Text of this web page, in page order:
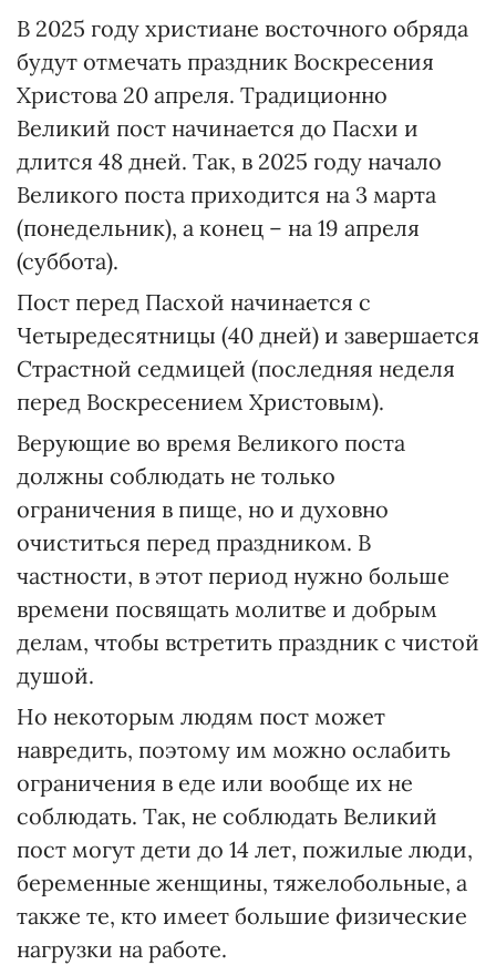
В 2025 году христиане восточного обряда
будут отмечать праздник Воскресения
Христова 20 апреля. Традиционно
Великий пост начинается до Пасхи и
длится 48 дней. Так, в 2025 году начало
Великого поста приходится на 3 марта
(понедельник), а конец – на 19 апреля
(суббота).
Пост перед Пасхой начинается с
Четыредесятницы (40 дней) и завершается
Страстной седмицей (последняя неделя
перед Воскресением Христовым).
Верующие во время Великого поста
должны соблюдать не только
ограничения в пище, но и духовно
очиститься перед праздником. В
частности, в этот период нужно больше
времени посвящать молитве и добрым
делам, чтобы встретить праздник с чистой
душой.
Но некоторым людям пост может
навредить, поэтому им можно ослабить
ограничения в еде или вообще их не
соблюдать. Так, не соблюдать Великий
пост могут дети до 14 лет, пожилые люди,
беременные женщины, тяжелобольные, а
также те, кто имеет большие физические
нагрузки на работе.